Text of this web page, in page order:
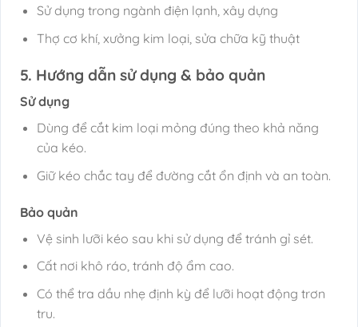
Sử dụng trong ngành điện lạnh, xây dựng
Thợ cơ khí, xưởng kim loại, sửa chữa kỹ thuật
5. Hướng dẫn sử dụng & bảo quản
Sử dụng
Dùng để cắt kim loại mỏng đúng theo khả năng
của kéo.
Giữ kéo chắc tay để đường cắt ổn định và an toàn.
Bảo quản
Vệ sinh lưỡi kéo sau khi sử dụng để tránh gỉ sét.
Cất nơi khô ráo, tránh độ ẩm cao.
Có thể tra dầu nhẹ định kỳ để lưỡi hoạt động trơn
tru.